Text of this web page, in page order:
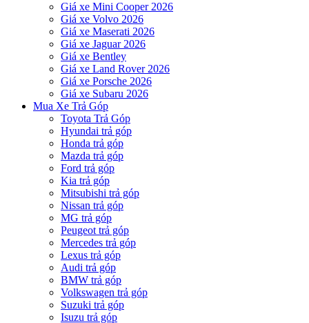
Giá xe Mini Cooper 2026
Giá xe Volvo 2026
Giá xe Maserati 2026
Giá xe Jaguar 2026
Giá xe Bentley
Giá xe Land Rover 2026
Giá xe Porsche 2026
Giá xe Subaru 2026
Mua Xe Trả Góp
Toyota Trả Góp
Hyundai trả góp
Honda trả góp
Mazda trả góp
Ford trả góp
Kia trả góp
Mitsubishi trả góp
Nissan trả góp
MG trả góp
Peugeot trả góp
Mercedes trả góp
Lexus trả góp
Audi trả góp
BMW trả góp
Volkswagen trả góp
Suzuki trả góp
Isuzu trả góp